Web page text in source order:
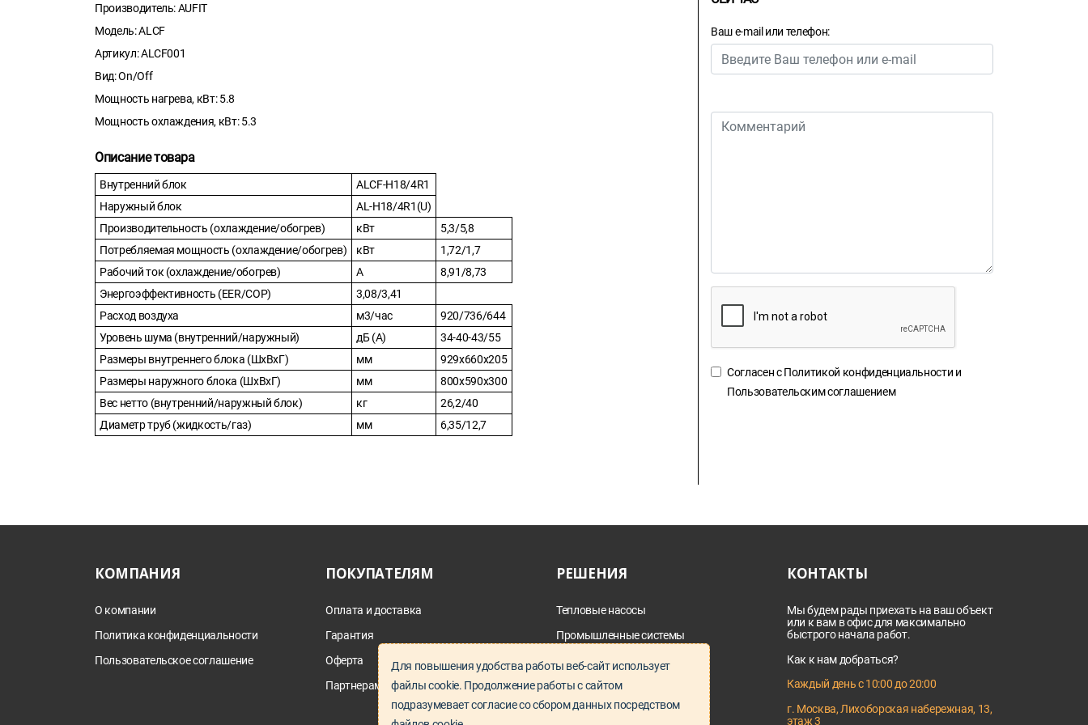
Производитель: AUFIT
Модель: ALCF
Артикул: ALCF001
Вид: On/Off
Мощность нагрева, кВт: 5.8
Мощность охлаждения, кВт: 5.3
Описание товара
Внутренний блок
ALCF-H18/4R1
Наружный блок
AL-H18/4R1(U)
Производительность (охлаждение/обогрев)
кВт
5,3/5,8
Потребляемая мощность (охлаждение/обогрев)
кВт
1,72/1,7
Рабочий ток (охлаждение/обогрев)
А
8,91/8,73
Энергоэффективность (EER/COP)
3,08/3,41
Расход воздуха
м3/час
920/736/644
Уровень шума (внутренний/наружный)
дБ (А)
34-40-43/55
Размеры внутреннего блока (ШxВxГ)
мм
929x660x205
Размеры наружного блока (ШxВxГ)
мм
800x590x300
Вес нетто (внутренний/наружный блок)
кг
26,2/40
Диаметр труб (жидкость/газ)
мм 6,35/12,7
Ваш e-mail или телефон:
Согласен сПолитикой конфиденциальности и
Пользовательским соглашением
КОМПАНИЯ
О компании
Политика конфиденциальности
Пользовательское соглашение
ПОКУПАТЕЛЯМ
Оплата и доставка
Гарантия
Оферта
Партнерам и проектировщикам
РЕШЕНИЯ
Тепловые насосы
Промышленные системы
дымоотведения
Параллельный импорт
КОНТАКТЫ
Мы будем рады приехать на ваш объект
или к вам в офис для максимально
быстрого начала работ.
Как к нам добраться?
Каждый день с 10:00 до 20:00
г. Москва, Лихоборская набережная, 13,
этаж 3
Для повышения удобства работы веб-сайт использует
файлы cookie. Продолжение работы с сайтом
подразумевает согласие со сбором данных посредством